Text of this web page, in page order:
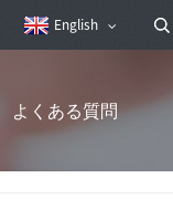
English
よくある質問